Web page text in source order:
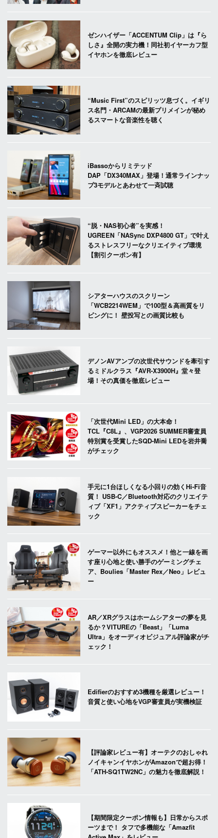
ゼンハイザー「ACCENTUM Clip」は『ら
しさ』全開の実力機！同社初イヤーカフ型
イヤホンを徹底レビュー
“Music First”のスピリッツ息づく。イギリ
ス名門・ARCAMの最新プリメインが秘め
るスマートな音楽性を聴く
iBassoからリミテッド
DAP「DX340MAX」登場！通常ラインナッ
プ3モデルとあわせて一斉試聴
“脱・NAS初心者”を実感！
UGREEN「NASync DXP4800 GT」で叶え
るストレスフリーなクリエイティブ環境
【割引クーポン有】
シアターハウスのスクリーン
「WCB2214WEM」で100型＆高画質をリ
ビングに！ 壁投写との画質比較も
デノンAVアンプの次世代サウンドを牽引す
るミドルクラス『AVR-X3900H』堂々登
場！その真価を徹底レビュー
「次世代Mini LED」の大本命！
TCL『C8L』、VGP2026 SUMMER審査員
特別賞を受賞したSQD-Mini LEDを岩井喬
がチェック
手元に1台ほしくなる小回りの効くHi-Fi音
質！ USB-C／Bluetooth対応のクリエイテ
ィブ「XF1」アクティブスピーカーをチェ
ック
ゲーマー以外にもオススメ！他と一線を画
す座り心地と使い勝手のゲーミングチェ
ア、Boulies「Master Rex／Neo」レビュ
ー
AR／XRグラスはホームシアターの夢を見
るか？VITUREの「Beast」「Luma
Ultra」をオーディオビジュアル評論家がチ
ェック！
Edifierのおすすめ3機種を厳選レビュー！
音質と使い心地をVGP審査員が実機検証
【評論家レビュー有】オーテクのおしゃれ
ノイキャンイヤホンがAmazonで超お得！
「ATH-SQ1TW2NC」の魅力を徹底解説！
【期間限定クーポン情報も】日常からスポ
ーツまで！ タフで多機能な「Amazfit